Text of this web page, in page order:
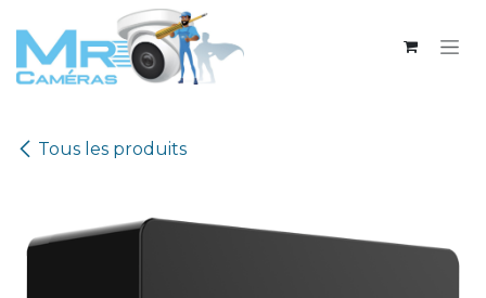
Se rendre au contenu
Tous les produits